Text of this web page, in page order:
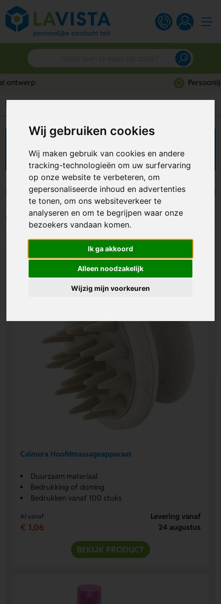
Wij gebruiken cookies
Wij maken gebruik van cookies en andere
tracking-technologieën om uw surfervaring
op onze website te verbeteren, om
gepersonaliseerde inhoud en advertenties
te tonen, om ons websiteverkeer te
analyseren en om te begrijpen waar onze
bezoekers vandaan komen.
Ik ga akkoord
Alleen noodzakelijk
Wijzig mijn voorkeuren
Home Wellness
Wellness artikelen
Handwarmers Handdoeken Geurstokjes
Filters
Calmera Hoofdmassageapparaat
Duurzaam materiaal
Bedrukking of doming
Bedrukken vanaf 100 stuks
Al vanaf
€ 1,06
Levering vanaf
24 augustus
BEKIJK PRODUCT